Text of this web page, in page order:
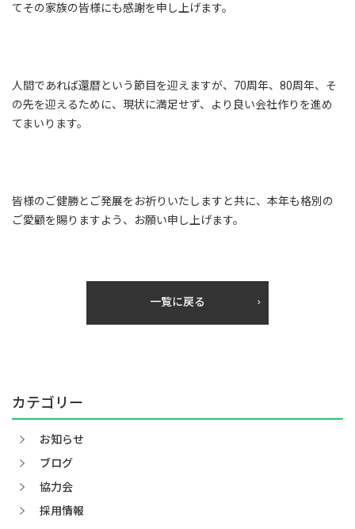
てその家族の皆様にも感謝を申し上げます。
人間であれば還暦という節目を迎えますが、70周年、80周年、そ
の先を迎えるために、現状に満足せず、より良い会社作りを進め
てまいります。
皆様のご健勝とご発展をお祈りいたしますと共に、本年も格別の
ご愛顧を賜りますよう、お願い申し上げます。
一覧に戻る
カテゴリー
お知らせ
ブログ
協力会
採用情報